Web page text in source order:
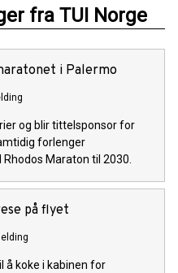
fra TUI Norge
i Palermo
og blir tittelsponsor for
forlenger
Maraton til 2030.
på flyet
å koke i kabinen for